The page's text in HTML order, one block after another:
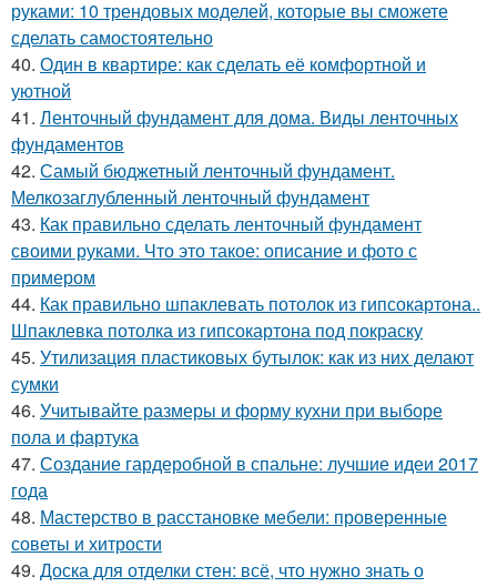
руками: 10 трендовых моделей, которые вы сможете
сделать самостоятельно
40. Один в квартире: как сделать её комфортной и
уютной
41. Ленточный фундамент для дома. Виды ленточных
фундаментов
42. Самый бюджетный ленточный фундамент.
Мелкозаглубленный ленточный фундамент
43. Как правильно сделать ленточный фундамент
своими руками. Что это такое: описание и фото с
примером
44. Как правильно шпаклевать потолок из гипсокартона..
Шпаклевка потолка из гипсокартона под покраску
45. Утилизация пластиковых бутылок: как из них делают
сумки
46. Учитывайте размеры и форму кухни при выборе
пола и фартука
47. Создание гардеробной в спальне: лучшие идеи 2017
года
48. Мастерство в расстановке мебели: проверенные
советы и хитрости
49. Доска для отделки стен: всё, что нужно знать о